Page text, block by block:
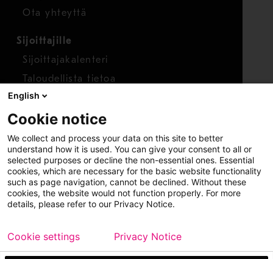
Ota yhteyttä
Sijoittajille
Sijoittajakalenteri
Taloudellista tietoa
Osakkeet
Raportoi huolenaihe
Whistleblower-työkalu
Copyright © 2026 Metso
Sivukartta
Käyttöehdot
Tietosuoja Tavaramerkit
English
Cookie notice
We collect and process your data on this site to better
understand how it is used. You can give your consent to all or
selected purposes or decline the non-essential ones. Essential
cookies, which are necessary for the basic website functionality
such as page navigation, cannot be declined. Without these
cookies, the website would not function properly. For more
details, please refer to our Privacy Notice.
Cookie settings Privacy Notice